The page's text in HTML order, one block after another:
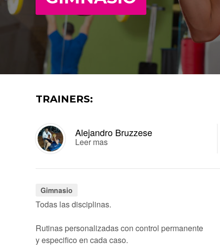
TRAINERS:
Alejandro Bruzzese
Leer mas
Gimnasio
Todas las disciplinas.
Rutinas personalizadas con control permanente
y especifico en cada caso.